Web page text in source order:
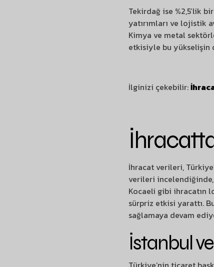
Tekirdağ ise %2,5’lik
yatırımları ve lojistik
Kimya ve metal
etkisiyle bu yükselişin
İlginizi çekebilir:
İhracat verileri,
verileri
Kocaeli gibi ihracatın
sürpriz etkisi yarattı.
sağlamaya devam
İstanbul